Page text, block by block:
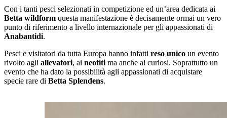
Con i tanti pesci selezionati in competizione ed un’area dedicata ai
Betta wildform questa manifestazione è decisamente ormai un vero
punto di riferimento a livello internazionale per gli appassionati di
Anabantidi.
Pesci e visitatori da tutta Europa hanno infatti reso unico un evento
rivolto agli allevatori, ai neofitima anche ai curiosi. Soprattutto un
evento che ha dato la possibilità agli appassionati di acquistare
specie rare di Betta Splendens.